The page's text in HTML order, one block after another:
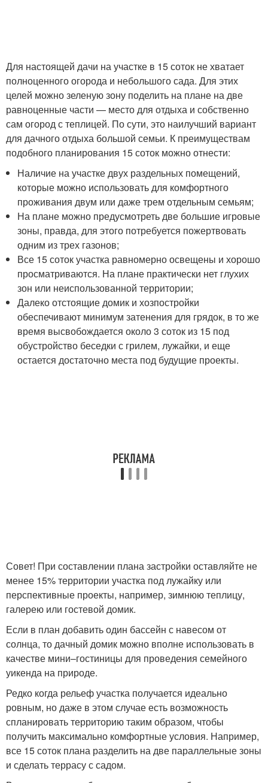
Для настоящей дачи на участке в 15 соток не хватает
полноценного огорода и небольшого сада. Для этих
целей можно зеленую зону поделить на плане на две
равноценные части — место для отдыха и собственно
сам огород с теплицей. По сути, это наилучший вариант
для дачного отдыха большой семьи. К преимуществам
подобного планирования 15 соток можно отнести:
Наличие на участке двух раздельных помещений,
которые можно использовать для комфортного
проживания двум или даже трем отдельным семьям;
На плане можно предусмотреть две большие игровые
зоны, правда, для этого потребуется пожертвовать
одним из трех газонов;
Все 15 соток участка равномерно освещены и хорошо
просматриваются. На плане практически нет глухих
зон или неиспользованной территории;
Далеко отстоящие домик и хозпостройки
обеспечивают минимум затенения для грядок, в то же
время высвобождается около 3 соток из 15 под
обустройство беседки с грилем, лужайки, и еще
остается достаточно места под будущие проекты.
Совет! При составлении плана застройки оставляйте не
менее 15% территории участка под лужайку или
перспективные проекты, например, зимнюю теплицу,
галерею или гостевой домик.
Если в план добавить один бассейн с навесом от
солнца, то дачный домик можно вполне использовать в
качестве мини–гостиницы для проведения семейного
уикенда на природе.
Редко когда рельеф участка получается идеально
ровным, но даже в этом случае есть возможность
спланировать территорию таким образом, чтобы
получить максимально комфортные условия. Например,
все 15 соток плана разделить на две параллельные зоны
и сделать террасу с садом.